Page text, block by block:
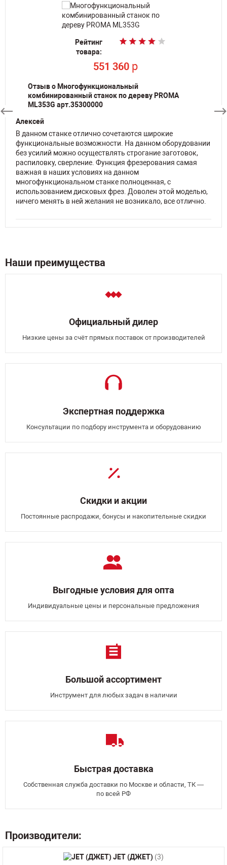
Рейтинг
товара:
551 360 p
Отзыв о Многофункциональный
комбинированный станок по дереву PROMA
ML353G арт.35300000
Алексей
В данном станке отлично сочетаются широкие
функциональные возможности. На данном оборудовании
без усилий можно осуществлять строгание заготовок,
распиловку, сверление. Функция фрезерования самая
важная в наших условиях на данном
многофункциональном станке полноценная, с
использованием дисковых фрез. Доволен этой моделью,
ничего менять в ней желания не возникало, все отлично.
Рейтинг
товара:
551 360 p
Рейтинг
товара:
273 360 p
Рейтинг
товара:
273 360 p
Рейтинг
товара:
По запросу
Рейтинг
товара:
По запросу
Наши преимущества
Официальный дилер
Низкие цены за счёт прямых поставок от производителей
Экспертная поддержка
Консультации по подбору инструмента и оборудованию
Скидки и акции
Постоянные распродажи, бонусы и накопительные скидки
Выгодные условия для опта
Индивидуальные цены и персональные предложения
Большой ассортимент
Инструмент для любых задач в наличии
Быстрая доставка
Собственная служба доставки по Москве и области, ТК —
по всей РФ
Производители:
JET (ДЖЕТ) (3)